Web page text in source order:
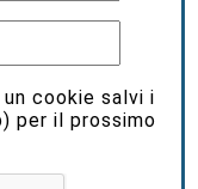
cookie salvi i
per il prossimo